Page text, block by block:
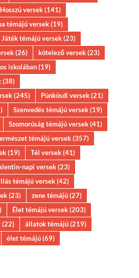
Hosszú versek(141)
témájú versek(19)
Játék témájú versek(23)
(26) kötelező versek(23)
iskolában(19)
(38)
(245) Pünkösdi versek(21)
Szenvedés témájú versek(19)
Szomorúság témájú versek(41)
témájú versek(357)
(19) Tél versek(41)
napi versek(23)
témájú versek(42)
(23) zene témájú(27)
Élet témájú versek(203)
(22) állatok témájú(219)
élet témájú(69)